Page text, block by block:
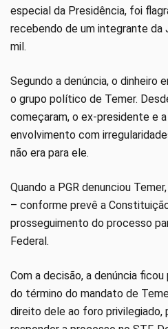
especial da Presidência, foi
recebendo de um integrante da
mil.
Segundo a denúncia, o dinheiro
o grupo político de Temer.
começaram, o ex-presidente e
envolvimento com
não era para ele.
Quando a PGR denunciou
– conforme prevê a
prosseguimento do processo
Federal.
Com a decisão, a denúncia
do término do mandato de
direito dele ao foro privilegiado,